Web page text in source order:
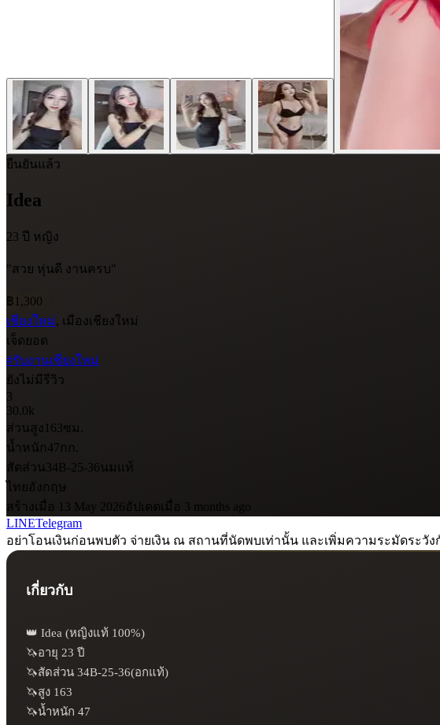
ยืนยันแล้ว
Idea
23 ปี หญิง
"สวย หุ่นดี งานครบ"
฿1,300
เชียงใหม่, เมืองเชียงใหม่
เจ็ดยอด
#รับงานเชียงใหม่
ยังไม่มีรีวิว
3
30.0k
ส่วนสูง 163ซม.
น้ำหนัก47กก.
สัดส่วน 34B-25-36นมแท้
ไทยอังกฤษ
สร้างเมื่อ 13 May 2026อัปเดตเมื่อ 3 months ago
LINETelegram
อย่าโอนเงินก่อนพบตัว จ่ายเงิน ณ สถานที่นัดพบเท่านั้น และเพิ่มความระมัดระวั
เกี่ยวกับ
👑 Idea (หญิงแท้ 100%)
🦄อายุ 23 ปี
🦄สัดส่วน 34B-25-36(อกแท้)
🦄สูง 163
🦄น้ำหนัก 47